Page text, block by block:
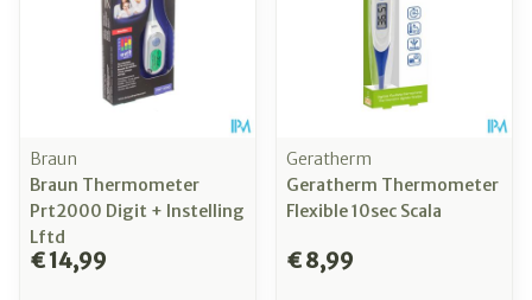
Braun
Braun Thermometer
Prt2000 Digit + Instelling
Lftd
€ 14,99
Geratherm
Geratherm Thermometer
Flexible 10sec Scala
€ 8,99